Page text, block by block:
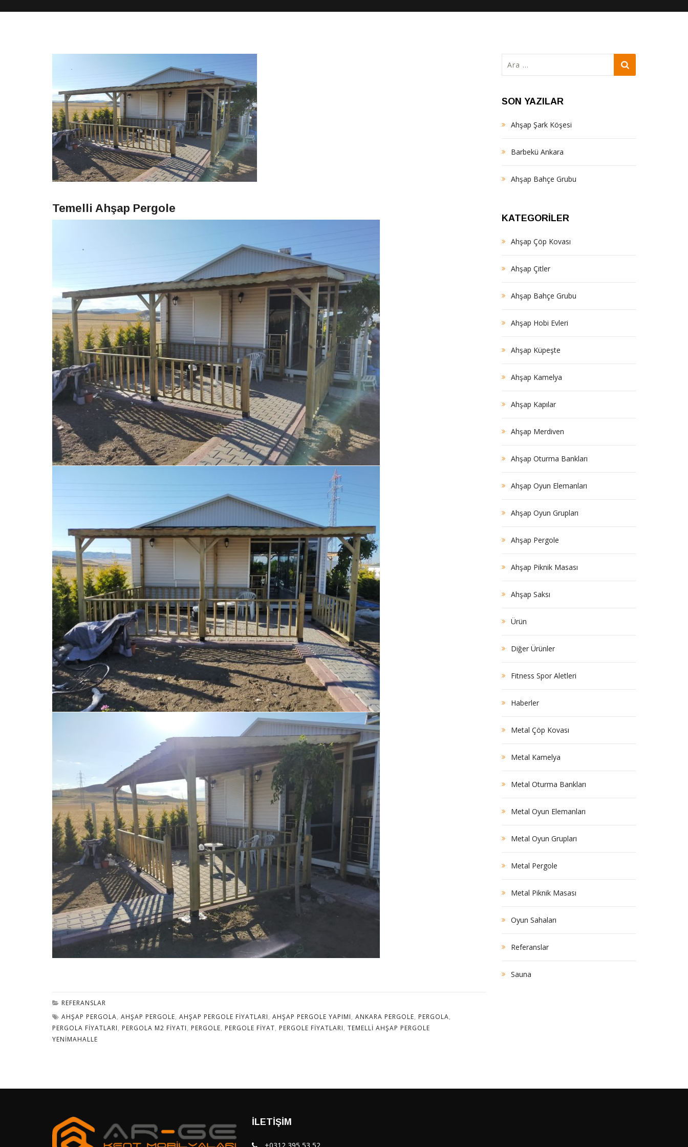
Temelli Ahşap Pergole
REFERANSLAR
AHŞAP PERGOLA, AHŞAP PERGOLE, AHŞAP PERGOLE FIYATLARI, AHŞAP PERGOLE YAPIMI, ANKARA PERGOLE, PERGOLA,
PERGOLA FIYATLARI, PERGOLA M2 FIYATI, PERGOLE, PERGOLE FIYAT, PERGOLE FIYATLARI, TEMELLI AHŞAP PERGOLE
YENIMAHALLE
SON YAZILAR
Ahşap Şark Köşesi
Barbekü Ankara
Ahşap Bahçe Grubu
KATEGORILER
Ahşap Çöp Kovası
Ahşap Çitler
Ahşap Bahçe Grubu
Ahşap Hobi Evleri
Ahşap Küpeşte
Ahşap Kamelya
Ahşap Kapılar
Ahşap Merdiven
Ahşap Oturma Bankları
Ahşap Oyun Elemanları
Ahşap Oyun Grupları
Ahşap Pergole
Ahşap Piknik Masası
Ahşap Saksı
Ürün
Diğer Ürünler
Fitness Spor Aletleri
Haberler
Metal Çöp Kovası
Metal Kamelya
Metal Oturma Bankları
Metal Oyun Elemanları
Metal Oyun Grupları
Metal Pergole
Metal Piknik Masası
Oyun Sahaları
Referanslar
Sauna
İLETIŞIM